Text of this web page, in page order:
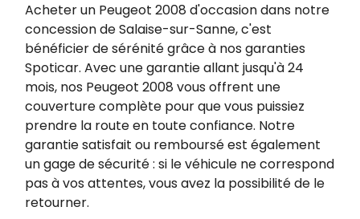
Acheter un Peugeot 2008 d'occasion dans notre
concession de Salaise-sur-Sanne, c'est
bénéficier de sérénité grâce à nos garanties
Spoticar. Avec une garantie allant jusqu'à 24
mois, nos Peugeot 2008 vous offrent une
couverture complète pour que vous puissiez
prendre la route en toute confiance. Notre
garantie satisfait ou remboursé est également
un gage de sécurité : si le véhicule ne correspond
pas à vos attentes, vous avez la possibilité de le
retourner.